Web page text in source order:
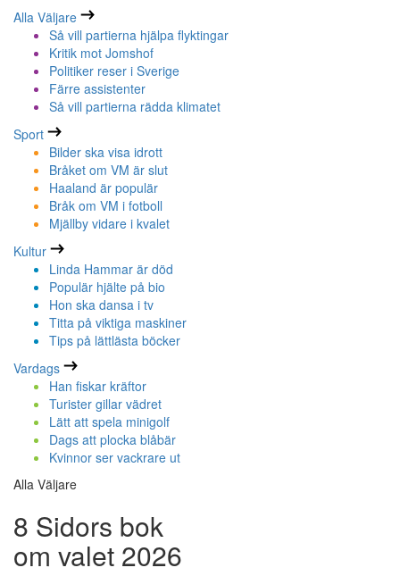
Alla Väljare
Så vill partierna hjälpa flyktingar
Kritik mot Jomshof
Politiker reser i Sverige
Färre assistenter
Så vill partierna rädda klimatet
Sport
Bilder ska visa idrott
Bråket om VM är slut
Haaland är populär
Bråk om VM i fotboll
Mjällby vidare i kvalet
Kultur
Linda Hammar är död
Populär hjälte på bio
Hon ska dansa i tv
Titta på viktiga maskiner
Tips på lättlästa böcker
Vardags
Han fiskar kräftor
Turister gillar vädret
Lätt att spela minigolf
Dags att plocka blåbär
Kvinnor ser vackrare ut
Alla Väljare
8 Sidors bok
om valet 2026